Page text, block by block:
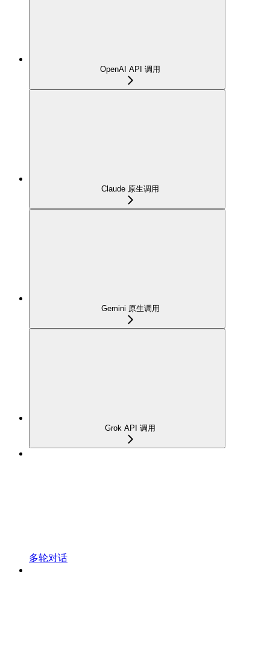
OpenAI API 调用
Claude 原生调用
Gemini 原生调用
Grok API 调用
多轮对话